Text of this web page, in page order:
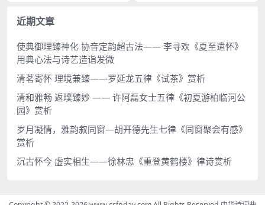
近期文章
使典御理臻神化 协音定韵超古法—— 李寻欢《夏至遣怀》
用典心法与诗艺造诣发微
清茗寄怀 理境兼臻——罗延龙五律《试茶》赏析
清和雅畅 返璞臻妙 —— 许阿磊女士五律《初夏游柏临河公
园》赏析
岁月凝情，雅韵叙同窗—胡开德先生七律《同窗聚会有感》
赏析
沉古怀今 虚实相生——徐林忠《重登黄鹤楼》律诗赏析